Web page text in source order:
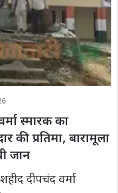
स्मारक का
की प्रतिमा, बारामूला
जान
दीपचंद वर्मा